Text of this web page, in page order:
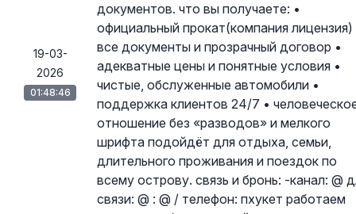
19-03-
2026
01:48:46
документов. что вы получаете: •
официальный прокат(компания лицензия)
все документы и прозрачный договор •
адекватные цены и понятные условия •
чистые, обслуженные автомобили •
поддержка клиентов 24/7 •
отношение без «разводов» и мелкого
шрифта подойдёт для отдыха, семьи,
длительного проживания и поездок по
всему острову. связь и бронь: -канал: @
связи: @ : @ / телефон: пхукет работаем